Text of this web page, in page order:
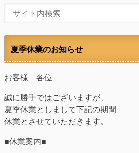
夏季休業のお知らせ
お客様 各位
誠に勝手ではございますが、
夏季休業としまして下記の期間
休業とさせていただきます。
■休業案内■